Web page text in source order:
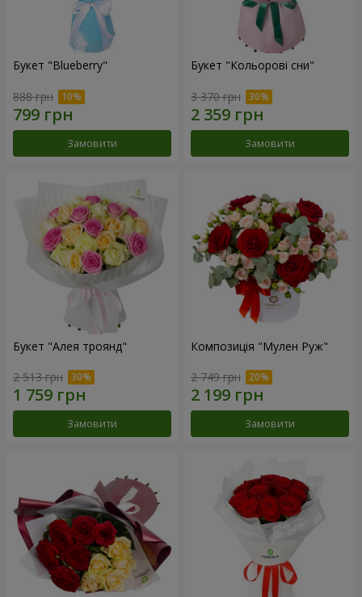
Букет "Blueberry"
888 грн
Замовити
Букет "Кольорові сни"
3 370 грн
Замовити
Букет "Алея троянд"
2 513 грн
Замовити
Композиція "Мулен Руж"
2 749 грн
Замовити